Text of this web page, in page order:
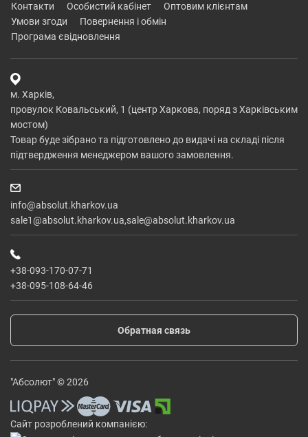
контакти
особистий кабінет
оптовим клієнтам
умови згоди
повернення і обмін
програма євідновлення
м. Харків,
провулок Ковальський, 1 (центр Харкова, поряд з Харківським
мостом)
Товар буде зібрано та підготовлено до видачі на складі після
підтвердження менеджером вашого замовлення.
info@absolut.kharkov.ua
sale1@absolut.kharkov.ua,sale@absolut.kharkov.ua
+38-093-170-07-71
+38-095-108-64-46
Обратная связь
Сайт розроблений компанією:
"Абсолют" © 2026